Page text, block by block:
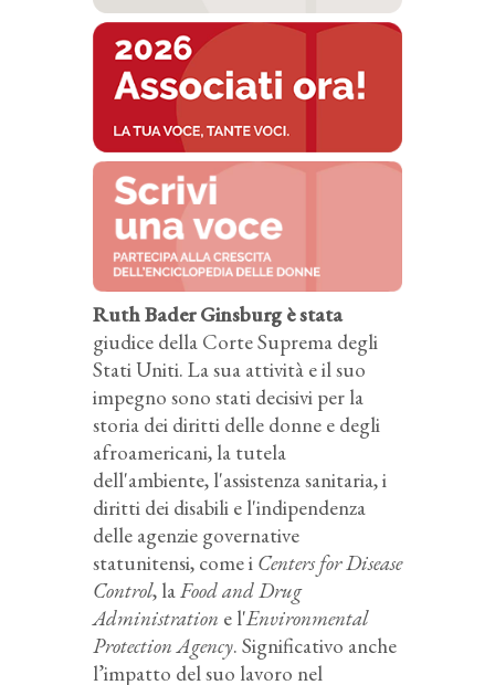
Ruth Bader Ginsburg è stata
giudice della Corte Suprema degli
Stati Uniti. La sua attività e il suo
impegno sono stati decisivi per la
storia dei diritti delle donne e degli
afroamericani, la tutela
dell'ambiente, l'assistenza sanitaria, i
diritti dei disabili e l'indipendenza
delle agenzie governative
statunitensi, come i Centers for Disease
Control, laFood and Drug
Administration e l'Environmental
Protection Agency. Significativo anche
l’impatto del suo lavoro nel